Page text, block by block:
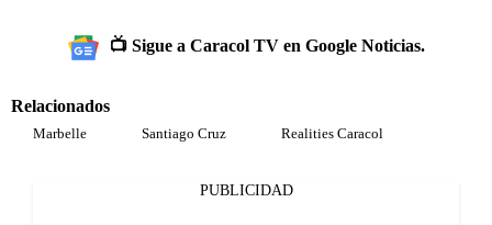
📺 Sigue a Caracol TV en Google Noticias.
Relacionados
Marbelle Santiago Cruz Realities Caracol
PUBLICIDAD